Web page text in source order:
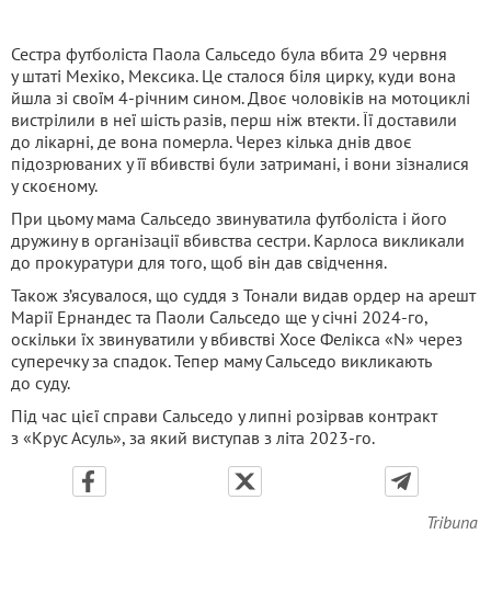
Сестра футболіста Паола Сальседо була вбита 29 червня
у штаті Мехіко, Мексика. Це сталося біля цирку, куди вона
йшла зі своїм 4-річним сином. Двоє чоловіків на мотоциклі
вистрілили в неї шість разів, перш ніж втекти. Її доставили
до лікарні, де вона померла. Через кілька днів двоє
підозрюваних у її вбивстві були затримані, і вони зізналися
у скоєному.
При цьому мама Сальседо звинуватила футболіста і його
дружину в організації вбивства сестри. Карлоса викликали
до прокуратури для того, щоб він дав свідчення.
Також з’ясувалося, що суддя з Тонали видав ордер на арешт
Марії Ернандес та Паоли Сальседо ще у січні 2024-го,
оскільки їх звинуватили у вбивстві Хосе Фелікса «N» через
суперечку за спадок. Тепер маму Сальседо викликають
до суду.
Під час цієї справи Сальседо у липні розірвав контракт
з «Крус Асуль», за який виступав з літа 2023-го.
Tribuna